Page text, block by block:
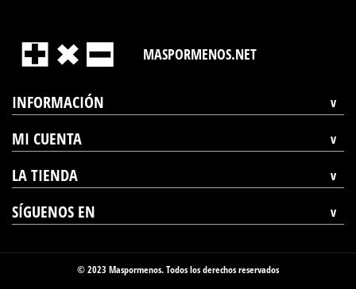
MASPORMENOS.NET
INFORMACIÓN
MI CUENTA
LA TIENDA
SÍGUENOS EN
© 2023 Maspormenos. Todos los derechos reservados